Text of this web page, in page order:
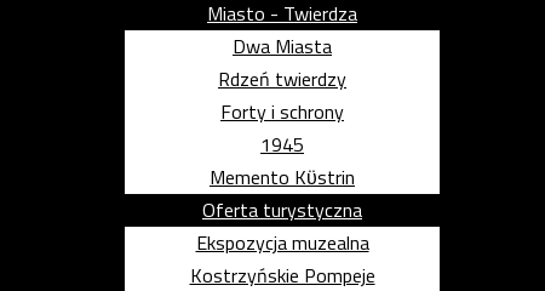
Miasto - Twierdza
Dwa Miasta
Rdzeń twierdzy
Forty i schrony
1945
Memento Kϋstrin
Oferta turystyczna
Ekspozycja muzealna
Kostrzyńskie Pompeje